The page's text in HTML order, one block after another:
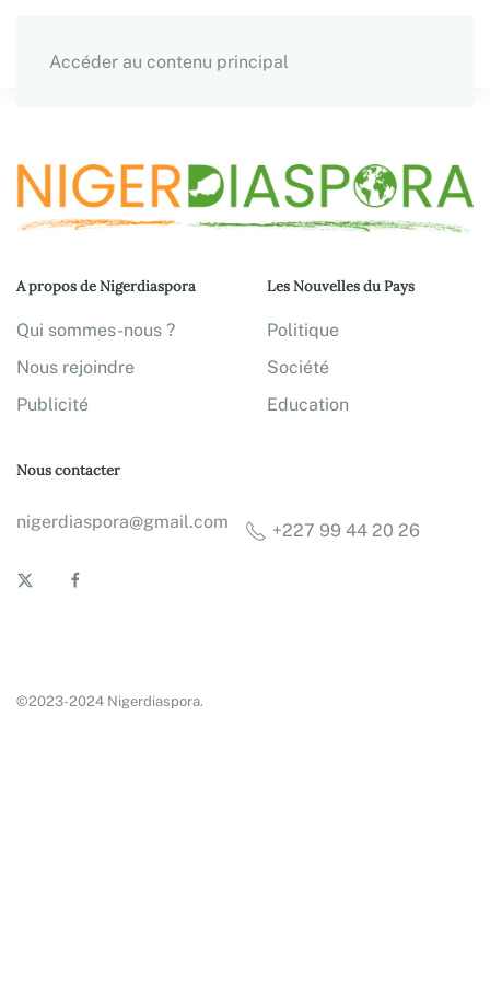
Accéder au contenu principal
A propos de Nigerdiaspora
Qui sommes-nous ?
Nous rejoindre
Publicité
Les Nouvelles du Pays
Politique
Société
Education
Nous contacter
nigerdiaspora@gmail.com +227 99 44 20 26
©2023-2024 Nigerdiaspora.